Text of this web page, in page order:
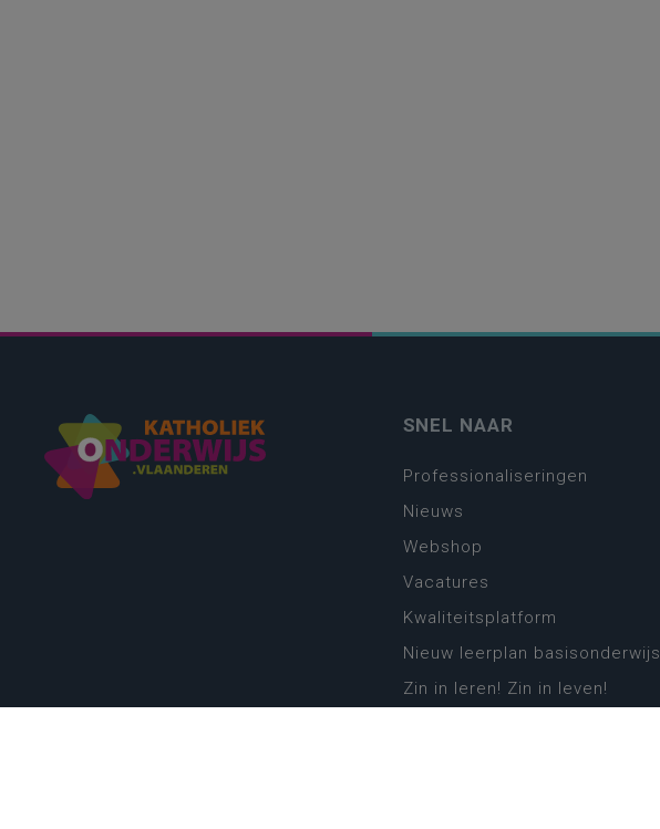
SNEL NAAR
Professionaliseringen
Nieuws
Webshop
Vacatures
Kwaliteitsplatform
Nieuw leerplan basisonderwijs
Zin in leren! Zin in leven!